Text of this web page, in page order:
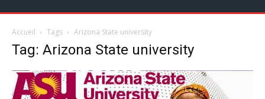
Accueil Tags Arizona State university
Tag: Arizona State university